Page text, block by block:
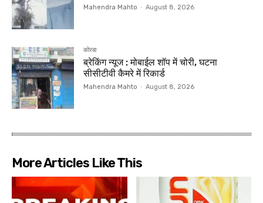
Mahendra Mahto - August 8, 2026
कोरबा
ब्रेकिंग न्यूज : मोबाईल शॉप में चोरी, घटना
सीसीटीवी कैमरे में रिकार्ड
Mahendra Mahto - August 8, 2026
More Articles Like This